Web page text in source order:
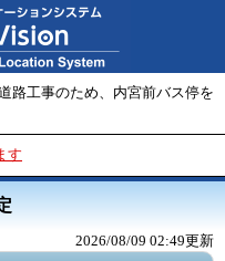
路工事のため、内宮前バス停を
す
2026/08/09 02:49更新